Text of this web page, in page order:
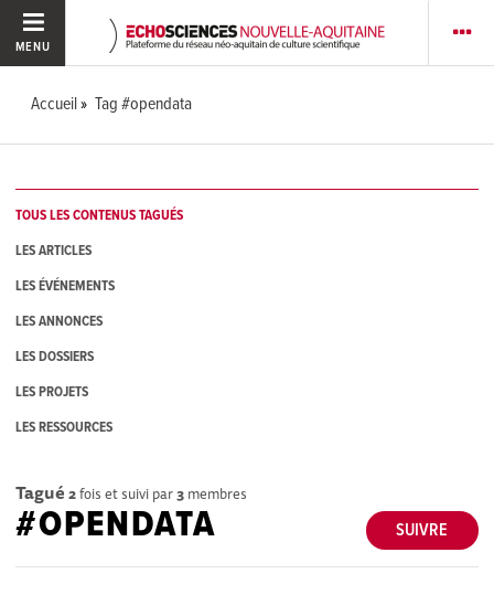
MENU
Accueil Tag #opendata
TOUS LES CONTENUS TAGUÉS
LES ARTICLES
LES ÉVÉNEMENTS
LES ANNONCES
LES DOSSIERS
LES PROJETS
LES RESSOURCES
Tagué 2fois et suivi par3 membres
SUIVRE
#OPENDATA